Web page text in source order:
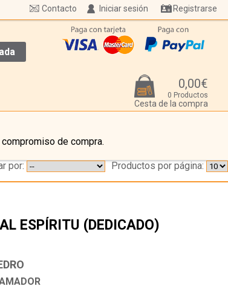
Iniciar sesión Registrarse
Contacto
0,00€
0 Productos
Cesta de la compra
de compra.
Productos por página:
por:
ESPÍRITU (DEDICADO)